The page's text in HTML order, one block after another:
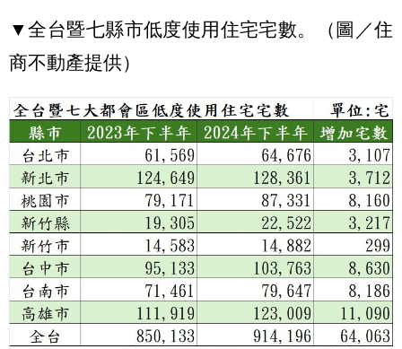
▼全台暨七縣市低度使用住宅宅數。（圖／住
商不動產提供）